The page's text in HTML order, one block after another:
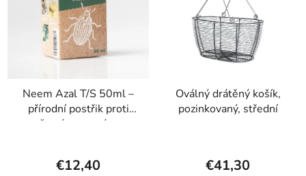
Neem Azal T/S 50ml –
přírodní postřik proti
žravým a savým
€12,40
Oválný drátěný košík,
pozinkovaný, střední
€41,30